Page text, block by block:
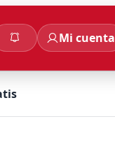
Mi cuenta